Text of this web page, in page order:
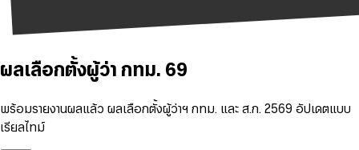
ผลเลือกตั้งผู้ว่า กทม. 69
พร้อมรายงานผลแล้ว ผลเลือกตั้งผู้ว่าฯ กทม. และ ส.ก. 2569 อัปเดตแบบ
เรียลไทม์